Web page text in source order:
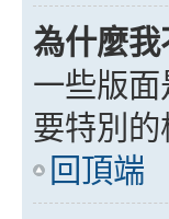
為什麼我
一些版
要特別
回頂端